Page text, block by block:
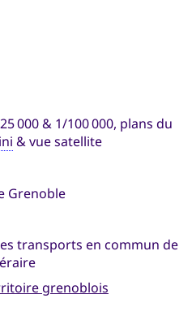
000 & 1/100 000, plans du
& vue satellite
Grenoble
transports en commun de
grenoblois